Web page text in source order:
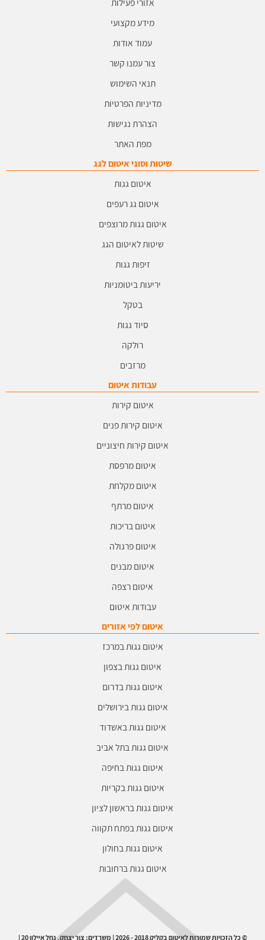
מידע מקצועי
עמוד אודות
צור עמנו קשר
תנאי השימוש
מדיניות הפרטיות
הצהרת נגישות
מפת האתר
שיטות וסוגי איטום לגג
איטום גגות
איטום גג רעפים
איטום גגות מרוצפים
שיטות לאיטום הגג
זיפות גגות
יריעות ביטומניות
בטקל
סיוד גגות
רולקה
מרזבים
עבודות איטום
איטום קירות
איטום קירות פנים
איטום קירות חיצוניים
איטום מרפסת
איטום מקלחת
איטום מרתף
איטום בריכות
איטום פרגולה
איטום מבנים
איטום רצפה
עבודות איטום
איטום לפי אזורים
איטום גגות במרכז
איטום גגות בצפון
איטום גגות בדרום
איטום גגות בירושלים
איטום גגות באשדוד
איטום גגות בתל אביב
איטום גגות בחיפה
איטום גגות בקריות
איטום גגות בראשון לציון
איטום גגות בפתח תקווה
איטום גגות בחולון
איטום גגות ברחובות
© כל הזכויות שמורות לאיטום בקליק 2018 - 2026 | משרדים: צור יצחק, נחל איילון 20 |